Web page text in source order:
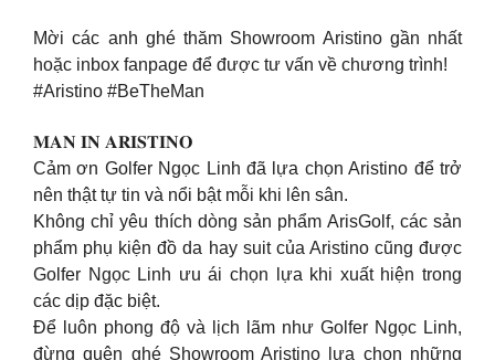
Mời các anh ghé thăm Showroom Aristino gần nhất
hoặc inbox fanpage để được tư vấn về chương trình!
#Aristino #BeTheMan
𝐌𝐀𝐍 𝐈𝐍 𝐀𝐑𝐈𝐒𝐓𝐈𝐍𝐎
Cảm ơn Golfer Ngọc Linh đã lựa chọn Aristino để trở
nên thật tự tin và nổi bật mỗi khi lên sân.
Không chỉ yêu thích dòng sản phẩm ArisGolf, các sản
phẩm phụ kiện đồ da hay suit của Aristino cũng được
Golfer Ngọc Linh ưu ái chọn lựa khi xuất hiện trong
các dịp đặc biệt.
Để luôn phong độ và lịch lãm như Golfer Ngọc Linh,
đừng quên ghé Showroom Aristino lựa chọn những